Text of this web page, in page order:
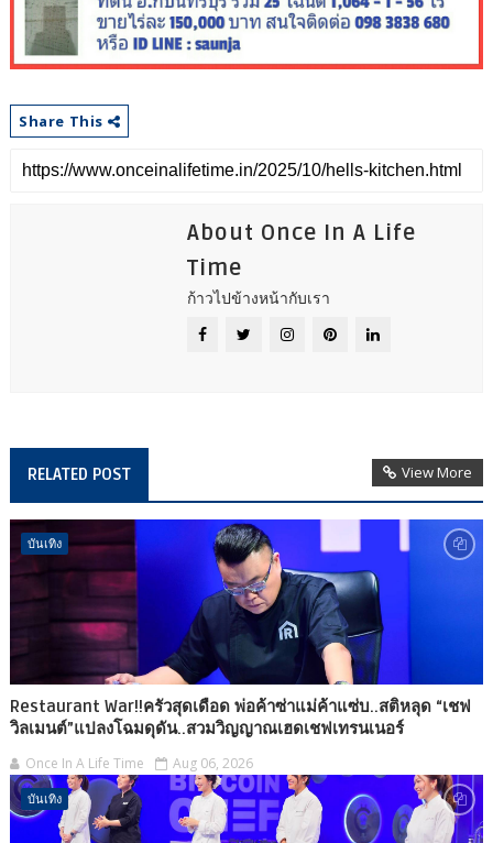
Share This
About Once In A Life
Time
ก้าวไปข้างหน้ากับเรา
RELATED POST View More
บันเทิง
Restaurant War!!ครัวสุดเดือด พ่อค้าซ่าแม่ค้าแซ่บ..สติหลุด “เชฟ
วิลเมนต์”แปลงโฉมดุดัน..สวมวิญญาณเฮดเชฟเทรนเนอร์
Once In A Life Time Aug 06, 2026
บันเทิง